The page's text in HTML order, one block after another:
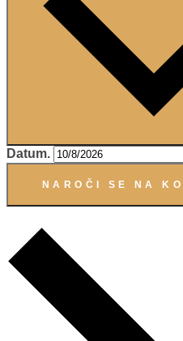
Datum.
NAROČI SE NA